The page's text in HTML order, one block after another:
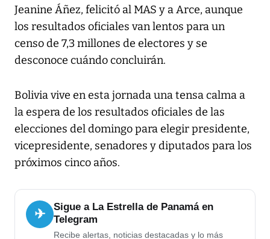
Jeanine Áñez, felicitó al MAS y a Arce, aunque
los resultados oficiales van lentos para un
censo de 7,3 millones de electores y se
desconoce cuándo concluirán.
Bolivia vive en esta jornada una tensa calma a
la espera de los resultados oficiales de las
elecciones del domingo para elegir presidente,
vicepresidente, senadores y diputados para los
próximos cinco años.
✈
Sigue a La Estrella de Panamá en
Telegram
Recibe alertas, noticias destacadas y lo más